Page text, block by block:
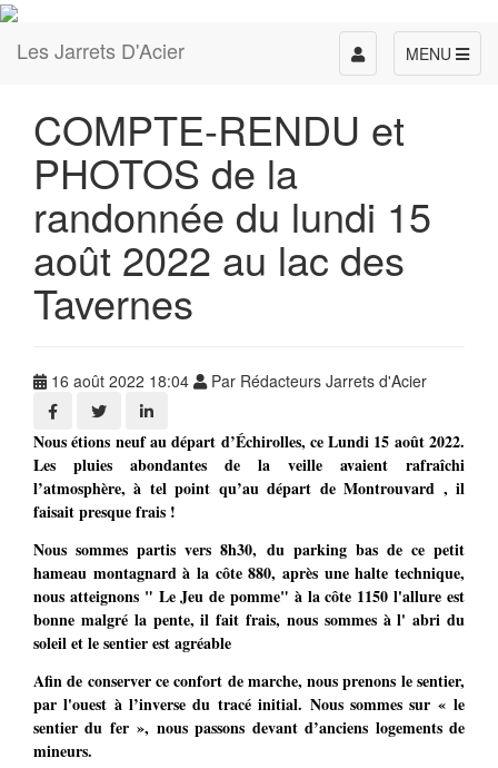
Les Jarrets D'Acier MENU
Toggle
navigation
COMPTE-RENDU et
PHOTOS de la
randonnée du lundi 15
août 2022 au lac des
Tavernes
16 août 2022 18:04 Par Rédacteurs Jarrets d'Acier
Nous étions neuf au départ d’Échirolles, ce Lundi 15 août 2022.
Les pluies abondantes de la veille avaient rafraîchi
l’atmosphère, à tel point qu’au départ de Montrouvard , il
faisait presque frais !
Nous sommes partis vers 8h30, du parking bas de ce petit
hameau montagnard à la côte 880, après une halte technique,
nous atteignons " Le Jeu de pomme" à la côte 1150 l'allure est
bonne malgré la pente, il fait frais, nous sommes à l' abri du
soleil et le sentier est agréable
Afin de conserver ce confort de marche, nous prenons le sentier,
par l'ouest à l’inverse du tracé initial. Nous sommes sur « le
sentier du fer », nous passons devant d’anciens logements de
mineurs.